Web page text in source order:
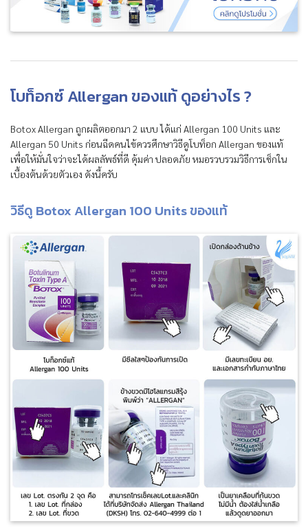
โบท็อกซ์ Allergan ของแท้ ดูอย่างไร ?
Botox Allergan ถูกผลิตออกมา 2 แบบ ได้แก่ Allergan 100 Units และ
Allergan 50 Units ก่อนฉีดคนไข้ควรศึกษาวิธีดูโบท็อก Allergan ของแท้
เพื่อให้มั่นใจว่าจะได้ผลลัพธ์ที่ดี คุ้มค่า ปลอดภัย หมอรวบรวมวิธีการเช็กใน
เบื้องต้นด้วยตัวเอง ดังนี้ครับ
วิธีดู Botox Allergan 100 Units ของแท้